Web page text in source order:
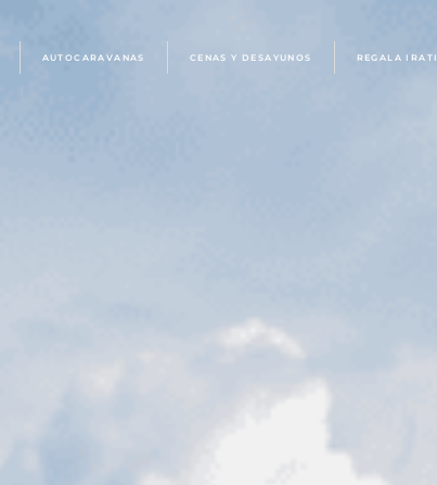
AUTOCARAVANAS CENAS Y DESAYUNOS REGALA IRATI